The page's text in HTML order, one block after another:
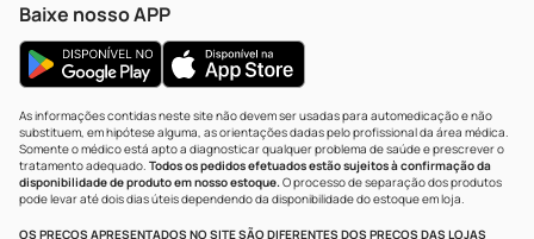
Baixe nosso APP
As informações contidas neste site não devem ser usadas para automedicação e não
substituem, em hipótese alguma, as orientações dadas pelo profissional da área médica.
Somente o médico está apto a diagnosticar qualquer problema de saúde e prescrever o
tratamento adequado. Todos os pedidos efetuados estão sujeitos à confirmação da
disponibilidade de produto em nosso estoque.O processo de separação dos produtos
pode levar até dois dias úteis dependendo da disponibilidade do estoque em loja.
OS PREÇOS APRESENTADOS NO SITE SÃO DIFERENTES DOS PREÇOS DAS LOJAS